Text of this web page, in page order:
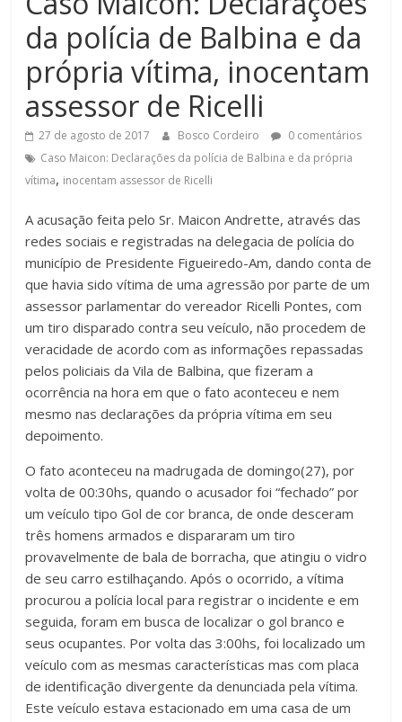
da polícia de Balbina e da
própria vítima, inocentam
assessor de Ricelli
27 de agosto de 2017 Bosco Cordeiro
0 comentários
Caso Maicon: Declarações da polícia de Balbina e da própria
vítima, inocentam assessor de Ricelli
A acusação feita pelo Sr. Maicon Andrette, através das
redes sociais e registradas na delegacia de polícia do
município de Presidente Figueiredo-Am, dando conta de
que havia sido vítima de uma agressão por parte de um
assessor parlamentar do vereador Ricelli Pontes, com
um tiro disparado contra seu veículo, não procedem de
veracidade de acordo com as informações repassadas
pelos policiais da Vila de Balbina, que fizeram a
ocorrência na hora em que o fato aconteceu e nem
mesmo nas declarações da própria vítima em seu
depoimento.
O fato aconteceu na madrugada de domingo(27), por
volta de 00:30hs, quando o acusador foi “fechado” por
um veículo tipo Gol de cor branca, de onde desceram
três homens armados e dispararam um tiro
provavelmente de bala de borracha, que atingiu o vidro
de seu carro estilhaçando. Após o ocorrido, a vítima
procurou a polícia local para registrar o incidente e em
seguida, foram em busca de localizar o gol branco e
seus ocupantes. Por volta das 3:00hs, foi localizado um
veículo com as mesmas características mas com placa
de identificação divergente da denunciada pela vítima.
Este veículo estava estacionado em uma casa de um